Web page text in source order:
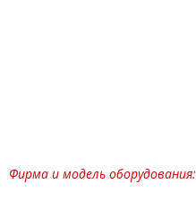
Фирма и модель оборудования: